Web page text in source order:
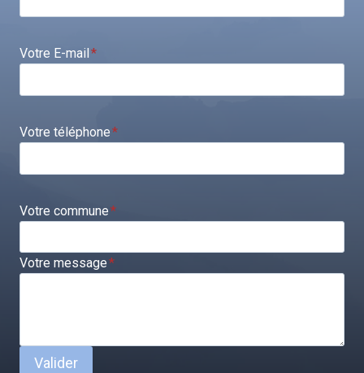
Votre E-mail*
Votre téléphone*
Votre commune*
Votre message*
Valider